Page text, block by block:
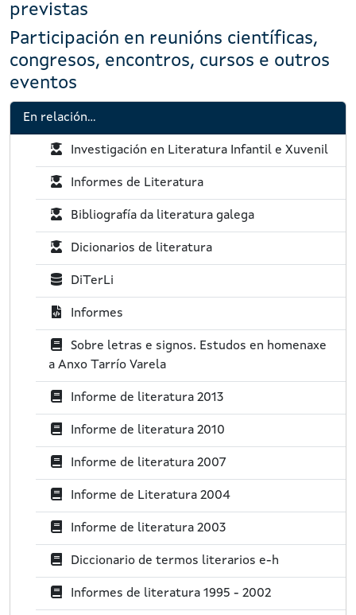
previstas
Participación en reunións científicas,
congresos, encontros, cursos e outros
eventos
En relación...
R
Investigación en Literatura Infantil e Xuvenil
R
Informes de Literatura
R
Bibliografía da literatura galega
R
Dicionarios de literatura
D
O
DiTerLi
E
C
:
Informes
U
B
Sobre letras e signos. Estudos en homenaxe
a Anxo Tarrío Varela
U
Informe de literatura 2013
U
Informe de literatura 2010
U
Informe de literatura 2007
U
Informe de Literatura 2004
U
Informe de literatura 2003
U
Diccionario de termos literarios e-h
U
Informes de literatura 1995 - 2002